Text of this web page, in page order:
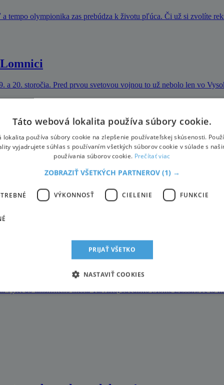
tempo olympionika zas prebúdza k životu pľúca. Či už si zvolíte
20. storočia. Pred prvou svetovou vojnou to už nebolo len vo
Vaterberg
svahu a nádychu čerstvého zimného vzduchu sa Ötscher stáva
Rieschová
na 39. mieste a nepostúpila do 2. kola. Vyhrala Nemka Maria
ktoré privíta Svetový pohár
do talianskeho mesta Tarvisio, stredisko Monte Lussari. Je to
Táto webová lokalita používa súbory cookie.
lokalita používa súbory cookie na zlepšenie používateľskej skúsenosti.
vyjadrujete súhlas s používaním všetkých súborov cookie v súlade s
používania súborov cookie. Prečítať viac
ZOBRAZIŤ VŠETKÝCH PARTNEROV (1) →
VÝKONNOSŤ CIELENIE FUNKCIE
PRIJAŤ VŠETKO
NASTAVIŤ COOKIES